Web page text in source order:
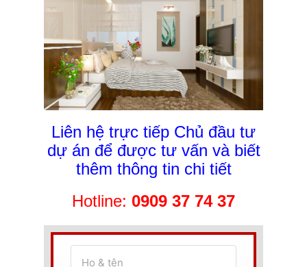
Liên hệ trực tiếp Chủ đầu tư
dự án để được tư vấn và biết
thêm thông tin chi tiết
Hotline: 0909 37 74 37